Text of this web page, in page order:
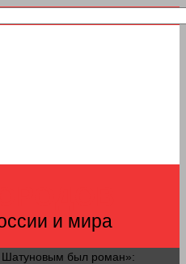
и мира
Шатуновым был роман»: